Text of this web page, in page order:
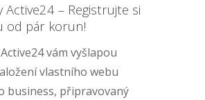
Active24 – Registrujte si
od pár korun!
vám vyšlapou
vlastního webu
business, připravovaný